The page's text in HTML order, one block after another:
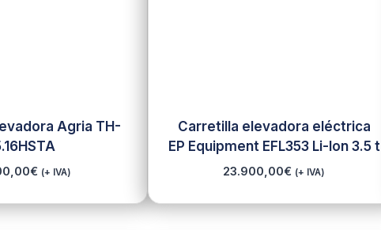
Agria TH-
€ (+ IVA)
Carretilla elevadora eléctrica
EP Equipment EFL353 Li-Ion 3.5 t
23.900,00€ (+ IVA)